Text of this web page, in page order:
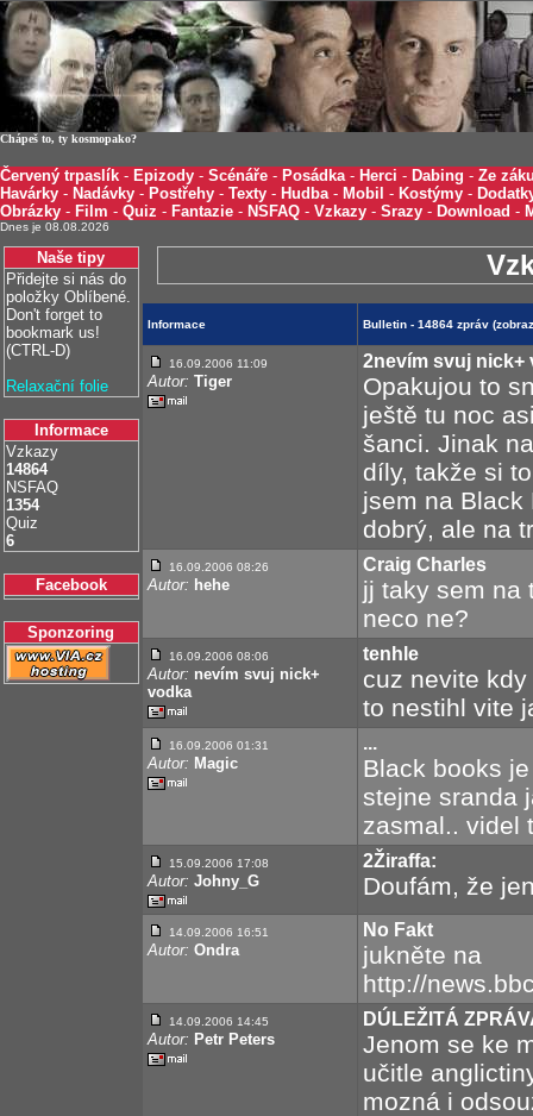
Chápeš to, ty kosmopako?
Červený trpaslík - Epizody - Scénáře - Posádka- Herci - Dabing - Ze
Havárky - Nadávky - Postřehy - Texty - Hudba- Mobil - Kostýmy -
Obrázky - Film - Quiz - Fantazie - NSFAQ - Vzkazy - Srazy - Download -
Dnes je 08.08.2026
Naše tipy
Přidejte si nás do
položky Oblíbené.
Don't forget to
bookmark us!
(CTRL-D)
Relaxační folie
Informace
Vzkazy
14864
NSFAQ
1354
Quiz
6
Facebook
Sponzoring
Informace Bulletin - 14864 zpráv
16.09.2006 11:09
Autor: Tiger
2nevím svuj nick+
Opakujou to
ještě tu noc
šanci. Jinak
díly, takže si
jsem na Black
dobrý, ale na
16.09.2006 08:26
Autor: hehe
Craig Charles
jj taky sem na
neco ne?
16.09.2006 08:06
Autor: nevím svuj nick+
vodka
tenhle
cuz nevite
to nestihl vite
16.09.2006 01:31
Autor: Magic
...
Black books
stejne sranda
zasmal.. videl
15.09.2006 17:08
Autor: Johny_G
2Žiraffa:
Doufám, že
14.09.2006 16:51
Autor: Ondra
No Fakt
jukněte na
http://
14.09.2006 14:45
Autor: Petr Peters
DÚLEŽITÁ
Jenom se ke
učitle
mozná i